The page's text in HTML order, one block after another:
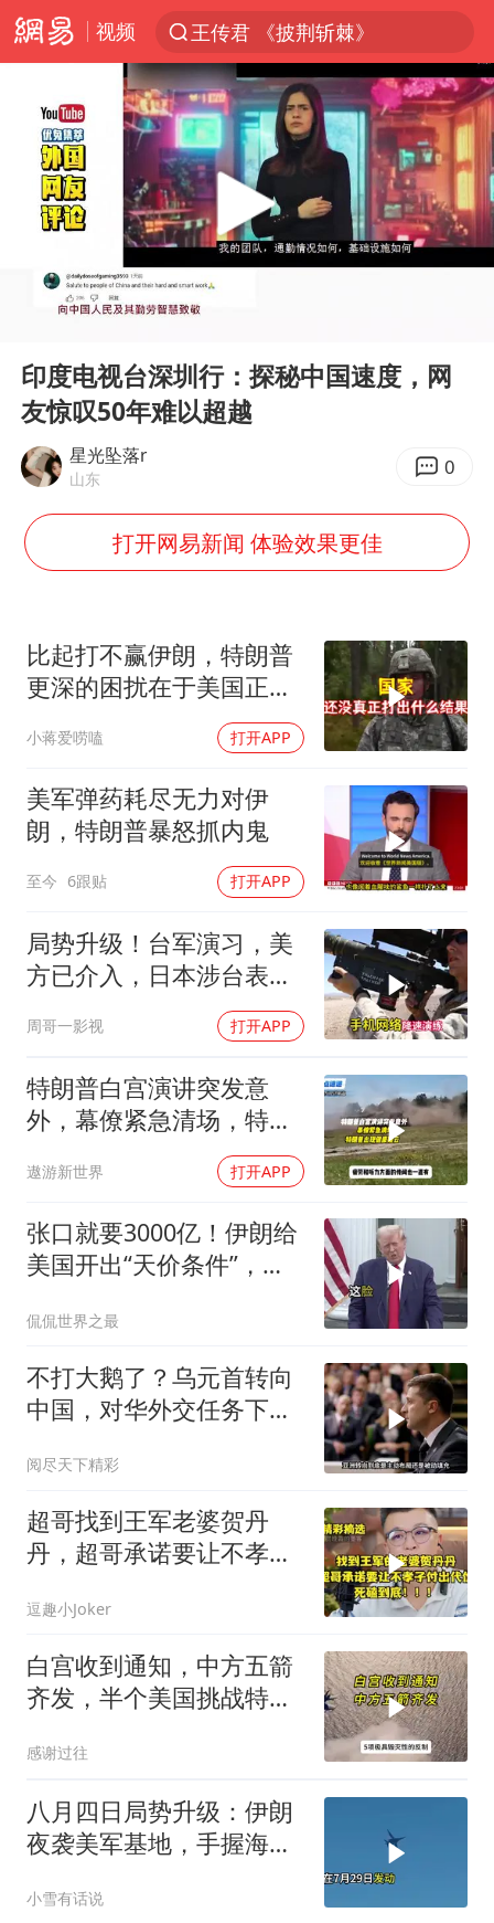
视频
王传君 《披荆斩棘》
夏日经济乘热而上 消费市场向新而行
于东来回应胖东来近25年老店年底关闭
以拒绝“和平委员会”的加沙和平计划
浙江省甬江发生2026年第1号洪水
国足U17与阿森纳决赛取消 并列冠军
香港刷新1884年以来最高气温纪录
猫咪过火把节被抹成黑猫
以军士兵把枪口对准中国记者
云南一男子胃中取出180颗铁钉
曹颖儿子首次演长剧
总书记点赞的非遗苗绣焕发新生机
00:00
印度电视台深圳行：探秘中国速度，网
友惊叹50年难以超越
星光坠落r
山东 0
打开网易新闻 体验效果更佳
比起打不赢伊朗，特朗普
更深的困扰在于美国正重
小蒋爱唠嗑 打开APP
美军弹药耗尽无力对伊
朗，特朗普暴怒抓内鬼
至今 6跟贴 打开APP
局势升级！台军演习，美
方已介入，日本涉台表述
突变，大陆已收到通知
周哥一影视 打开APP
特朗普白宫演讲突发意
外，幕僚紧急清场，特朗
遨游新世界 打开APP
张口就要3000亿！伊朗给
美国开出“天价条件”，特
侃侃世界之最
不打大鹅了？乌元首转向
中国，对华外交任务下
阅尽天下精彩
超哥找到王军老婆贺丹
丹，超哥承诺要让不孝子
逗趣小Joker
白宫收到通知，中方五箭
齐发，半个美国挑战特朗
感谢过往
八月四日局势升级：伊朗
夜袭美军基地，手握海峡
小雪有话说